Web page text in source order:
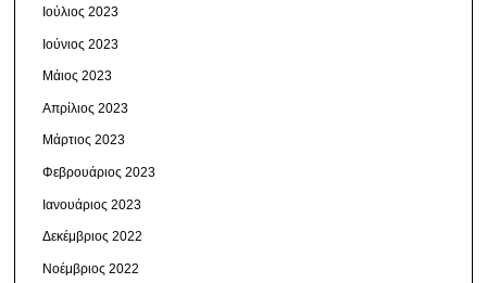
Ιούλιος 2023
Ιούνιος 2023
Μάιος 2023
Απρίλιος 2023
Μάρτιος 2023
Φεβρουάριος 2023
Ιανουάριος 2023
Δεκέμβριος 2022
Νοέμβριος 2022